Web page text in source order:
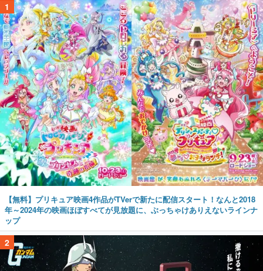
1
【無料】プリキュア映画4作品がTVerで新たに配信スタート！なんと2018
年～2024年の映画ほぼすべてが見放題に、ぶっちゃけありえないラインナ
ップ
2